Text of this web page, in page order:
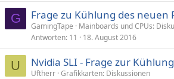
G Frage zu Kühlung des neuen
GamingTape
Mainboards und CPUs:
Antworten 11 18. August 2016
U Nvidia SLI - Frage zur Kühlung
Uftherr Grafikkarten: Diskussionen